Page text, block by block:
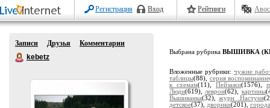
Регистрация Вход Рейтинги
Записи Друзья
Комментарии
kebetz
Выбрана рубрика ВЫШИВКА
Вложенные рубрики:чужие
таблицы(88), серия воспоминание
к схемам(11), Пейзажи(1576),
Люди(619), леврон(62), картины
Вышиванка(32),журн .Настуня
детское(37), дворики(201),